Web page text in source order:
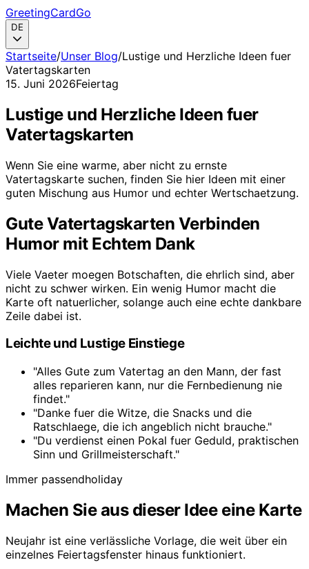
GreetingCardGo
DE
Startseite/Unser Blog/Lustige und Herzliche Ideen fuer
Vatertagskarten
15. Juni 2026Feiertag
Lustige und Herzliche Ideen fuer
Vatertagskarten
Wenn Sie eine warme, aber nicht zu ernste
Vatertagskarte suchen, finden Sie hier Ideen mit einer
guten Mischung aus Humor und echter Wertschaetzung.
Gute Vatertagskarten Verbinden
Humor mit Echtem Dank
Viele Vaeter moegen Botschaften, die ehrlich sind, aber
nicht zu schwer wirken. Ein wenig Humor macht die
Karte oft natuerlicher, solange auch eine echte dankbare
Zeile dabei ist.
Leichte und Lustige Einstiege
"Alles Gute zum Vatertag an den Mann, der fast
alles reparieren kann, nur die Fernbedienung nie
findet."
"Danke fuer die Witze, die Snacks und die
Ratschlaege, die ich angeblich nicht brauche."
"Du verdienst einen Pokal fuer Geduld, praktischen
Sinn und Grillmeisterschaft."
Immer passendholiday
Machen Sie aus dieser Idee eine Karte
Neujahr ist eine verlässliche Vorlage, die weit über ein
einzelnes Feiertagsfenster hinaus funktioniert.